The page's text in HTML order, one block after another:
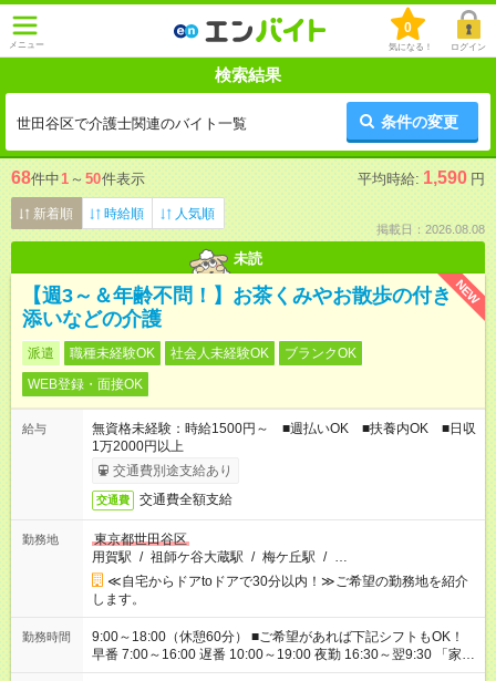
メニュー
0
気になる！ ログイン
検索結果
世田谷区で介護士関連のバイト一覧 条件の変更
68件中1 ～ 50件表示 平均時給: 1,590 円
新着順 時給順 人気順
掲載日：2026.08.08
未読
NEW
【週3～＆年齢不問！】お茶くみやお散歩の付き
添いなどの介護
派遣 職種未経験OK 社会人未経験OK
ブランクOK
WEB登録・面接OK
給与
無資格未経験：時給1500円～ ■週払いOK ■扶養内OK ■日収
1万2000円以上
交通費別途支給あり
交通費 交通費全額支給
勤務地
東京都世田谷区
用賀駅 / 祖師ケ谷大蔵駅 / 梅ケ丘駅 / …
≪自宅からドアtoドアで30分以内！≫ご希望の勤務地を紹介
します。
勤務時間
9:00～18:00（休憩60分） ■ご希望があれば下記シフトもOK！
早番 7:00～16:00 遅番 10:00～19:00 夜勤 16:30～翌9:30 「家族
と休みを合わせたい」 「余裕を持って夕飯の準備がしたい」